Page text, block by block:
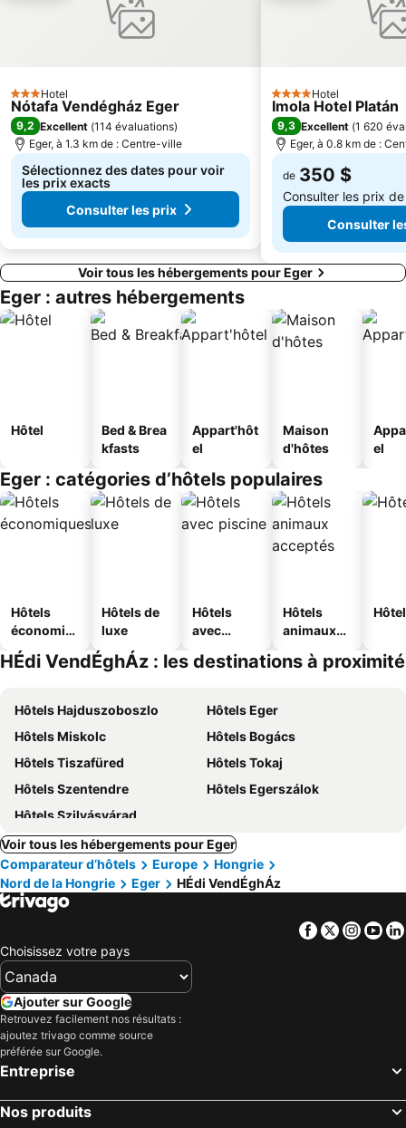
3 Étoiles
Hotel
Nótafa Vendégház Eger
9,2 Excellent (114 évaluations)
Eger, à 1.3 km de : Centre-ville
Sélectionnez des dates pour voir
les prix exacts
Consulter les prix
4 ÉtoilesHotel
Imola Hotel Platán
9,3 Excellent (1 620
Eger, à 0.8 km de :
de 350 $
Consulter les prix
Consulter
Voir tous les hébergements pour Eger
Eger : autres hébergements
Hôtel
Bed & Brea
kfasts
Appart'hôt
el
Maison
d'hôtes
el
Eger : catégories d’hôtels populaires
Hôtels
économiq
ues
Hôtels de
luxe
Hôtels
avec
Hôtels
animaux
HÉdi VendÉghÁz : les destinations à proximité
Hôtels Hajduszoboszlo
Hôtels Eger
Hôtels Miskolc
Hôtels Bogács
Hôtels Tiszafüred
Hôtels Tokaj
Hôtels Szentendre
Hôtels Egerszálok
Hôtels Szilvásvárad
Voir tous les hébergements pour Eger
Comparateur d’hôtels
Europe
Hongrie
Nord de la Hongrie
Eger HÉdi VendÉghÁz
Facebook
Twitter
Choisissez votre pays
Ajouter sur Google
Retrouvez facilement nos résultats :
ajoutez trivago comme source
préférée sur Google.
Entreprise
Nos produits